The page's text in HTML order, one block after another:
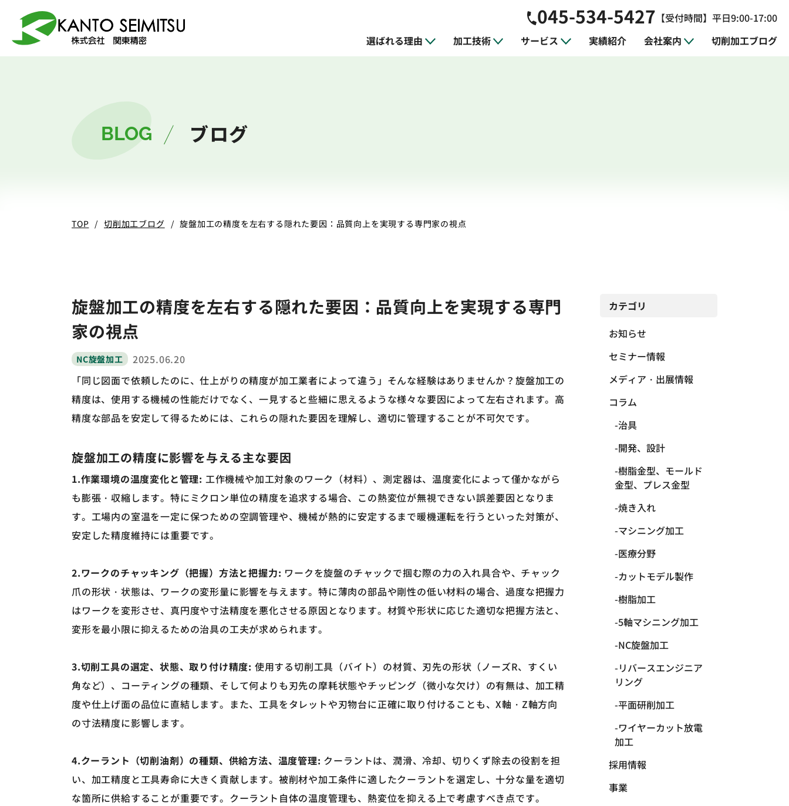
045-534-5427 【受付時間】平日9:00-17:00
選ばれる理由
加工技術 サービス 実績紹介 会社案内 切削加工ブログ
BLOG ブログ
TOP 切削加工ブログ 旋盤加工の精度を左右する隠れた要因：品質向上を実現する専門家の視点
旋盤加工の精度を左右する隠れた要因：品質向上を実現する専門
家の視点
NC旋盤加工
2025.06.20
「同じ図面で依頼したのに、仕上がりの精度が加工業者によって違う」そんな経験はありませんか？旋盤加工の
精度は、使用する機械の性能だけでなく、一見すると些細に思えるような様々な要因によって左右されます。高
精度な部品を安定して得るためには、これらの隠れた要因を理解し、適切に管理することが不可欠です。
旋盤加工の精度に影響を与える主な要因
1.作業環境の温度変化と管理: 工作機械や加工対象のワーク（材料）、測定器は、温度変化によって僅かながら
も膨張・収縮します。特にミクロン単位の精度を追求する場合、この熱変位が無視できない誤差要因となりま
す。工場内の室温を一定に保つための空調管理や、機械が熱的に安定するまで暖機運転を行うといった対策が、
安定した精度維持には重要です。
2.ワークのチャッキング（把握）方法と把握力: ワークを旋盤のチャックで掴む際の力の入れ具合や、チャック
爪の形状・状態は、ワークの変形量に影響を与えます。特に薄肉の部品や剛性の低い材料の場合、過度な把握力
はワークを変形させ、真円度や寸法精度を悪化させる原因となります。材質や形状に応じた適切な把握方法と、
変形を最小限に抑えるための治具の工夫が求められます。
3.切削工具の選定、状態、取り付け精度: 使用する切削工具（バイト）の材質、刃先の形状（ノーズR、すくい
角など）、コーティングの種類、そして何よりも刃先の摩耗状態やチッピング（微小な欠け）の有無は、加工精
度や仕上げ面の品位に直結します。また、工具をタレットや刃物台に正確に取り付けることも、X軸・ Z軸方向
の寸法精度に影響します。
4.クーラント（切削油剤）の種類、供給方法、温度管理: クーラントは、潤滑、冷却、切りくず除去の役割を担
い、加工精度と工具寿命に大きく貢献します。被削材や加工条件に適したクーラントを選定し、十分な量を適切
な箇所に供給することが重要です。クーラント自体の温度管理も、熱変位を抑える上で考慮すべき点です。
カテゴリ
お知らせ
セミナー情報
メディア・出展情報
コラム
治具
開発、設計
樹脂金型、モールド
金型、プレス金型
焼き入れ
マシニング加工
医療分野
カットモデル製作
樹脂加工
5軸マシニング加工
NC旋盤加工
リバースエンジニア
リング
平面研削加工
ワイヤーカット放電
加工
採用情報
事業